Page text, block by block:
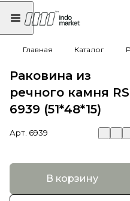
Главная Каталог
Раковина из
речного камня
6939 (51*48*15)
Арт. 6939
В корзину